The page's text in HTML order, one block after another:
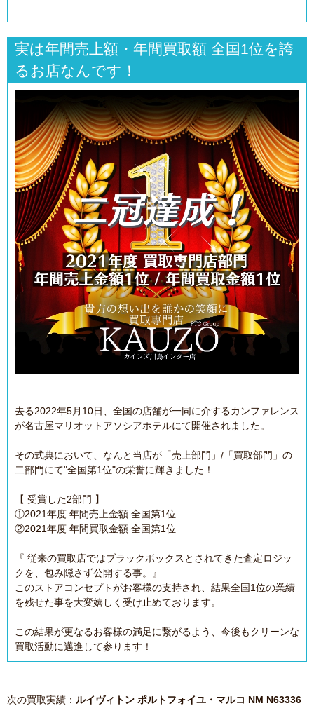
実は年間売上額・年間買取額 全国1位を誇
るお店なんです！
去る2022年5月10日、全国の店舗が一同に介するカンファレンス
が名古屋マリオットアソシアホテルにて開催されました。
その式典において、なんと当店が「売上部門」/「買取部門」の
二部門にて"全国第1位"の栄誉に輝きました！
【 受賞した2部門 】
①2021年度 年間売上金額 全国第1位
②2021年度 年間買取金額 全国第1位
『 従来の買取店ではブラックボックスとされてきた査定ロジッ
クを、包み隠さず公開する事。』
このストアコンセプトがお客様の支持され、結果全国1位の業績
を残せた事を大変嬉しく受け止めております。
この結果が更なるお客様の満足に繋がるよう、今後もクリーンな
買取活動に邁進して参ります！
次の買取実績： ルイヴィトン ポルトフォイユ・マルコ NM N63336